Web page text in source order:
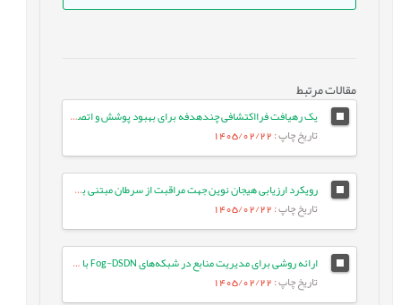
مقالات مرتبط
یک رهیافت فرااکتشافی چندهدفه برای بهبود پوشش و اتصال در شبکه‌های حسگر بی‌سیم
تاریخ چاپ: 1405/02/22
رویکرد ارزیابی هیجان نوین جهت مراقبت از سرطان مبتنی بر مدل‌های زبانی بزرگ
تاریخ چاپ: 1405/02/22
ارائه روشی برای مدیریت منابع در شبکه‌های Fog-DSDN با بهره‌گیری از معماری میکروسرویس و شبکه‌های ESN
تاریخ چاپ: 1405/02/22